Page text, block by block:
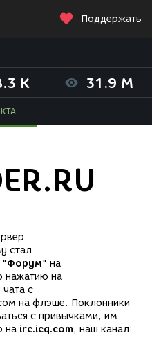
Поддержать
K 31.9 M
стал
Форум" на
нажатию на
чата с
на флэше. Поклонники
с привычками, им
на irc.icq.com, наш канал: